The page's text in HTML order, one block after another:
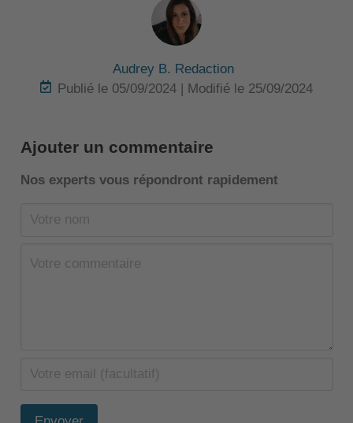
Audrey B. Redaction
Publié le 05/09/2024 | Modifié le 25/09/2024
Ajouter un commentaire
Nos experts vous répondront rapidement